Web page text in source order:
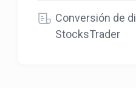
Conversión de
StocksTrader